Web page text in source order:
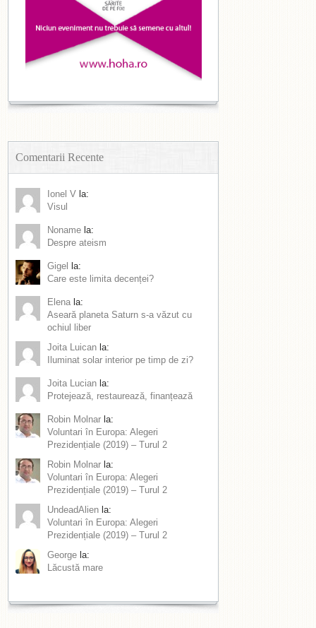
Comentarii Recente
Ionel V la:
Visul
Noname la:
Despre ateism
Gigel
la:
Care este limita decenței?
Elena la:
Aseară planeta Saturn s-a văzut cu
ochiul liber
Joita Luican la:
Iluminat solar interior pe timp de zi?
Joita Lucian la:
Protejează, restaurează, finanțează
Robin Molnar la:
Voluntari în Europa: Alegeri
Prezidențiale (2019) – Turul 2
Robin Molnar la:
Voluntari în Europa: Alegeri
Prezidențiale (2019) – Turul 2
UndeadAlien la:
Voluntari în Europa: Alegeri
Prezidențiale (2019) – Turul 2
George la:
Lăcustă mare